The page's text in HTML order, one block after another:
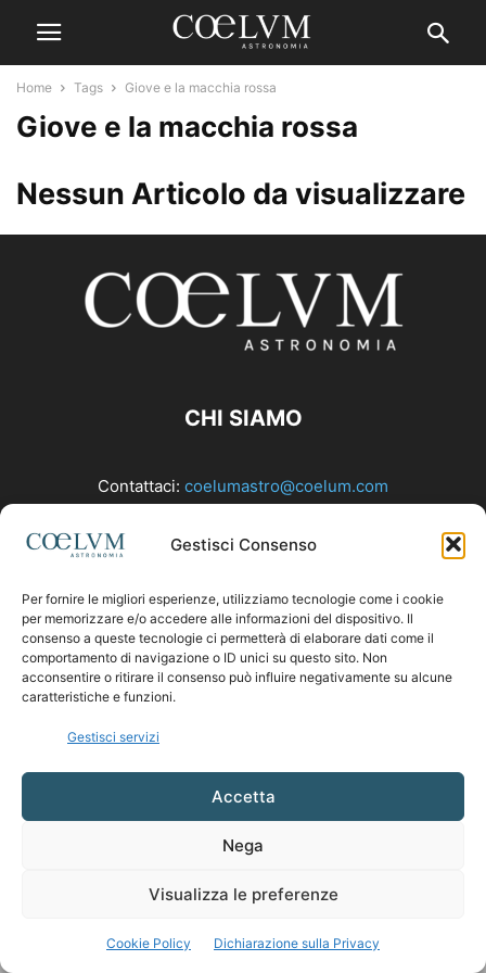
Gestisci Consenso
Per fornire le migliori esperienze, utilizziamo tecnologie come i cookie
per memorizzare e/o accedere alle informazioni del dispositivo. Il
consenso a queste tecnologie ci permetterà di elaborare dati come il
comportamento di navigazione o ID unici su questo sito. Non
acconsentire o ritirare il consenso può influire negativamente su alcune
caratteristiche e funzioni.
Gestisci servizi
Accetta
Nega
Visualizza le preferenze
Cookie Policy Dichiarazione sulla Privacy
Home Tags Giove e la macchia rossa
Giove e la macchia rossa
Nessun Articolo da visualizzare
CHI SIAMO
Contattaci: coelumastro@coelum.com
SEGUICI